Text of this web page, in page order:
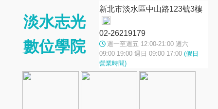
淡水志光
數位學院
新北市淡水區中山路123號3樓
02-26219179
週一至週五 12:00-21:00 週六
09:00-19:00 週日 09:00-17:00 (假日
營業時間)